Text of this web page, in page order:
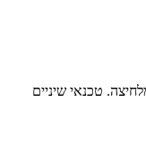
טכנאי שיניים